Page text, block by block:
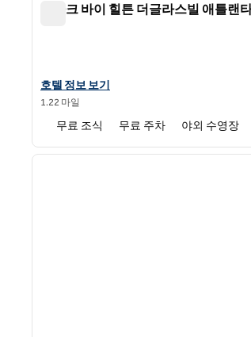
스파크 바이 힐튼 더글라스빌 애틀랜
스파크 바이 힐튼 더글라스빌 애틀랜타 웨스
호텔 정보 보기
1.22 마일
무료 조식 무료 주차 야외 수영장
1/12